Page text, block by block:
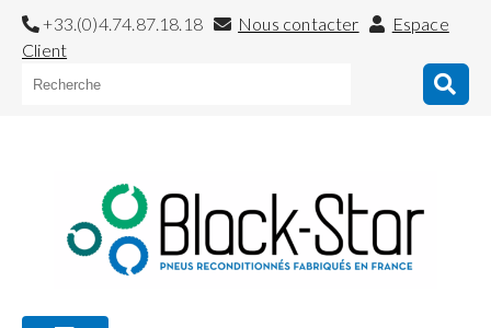
+33.(0)4.74.87.18.18 Nous contacter
Espace
Client